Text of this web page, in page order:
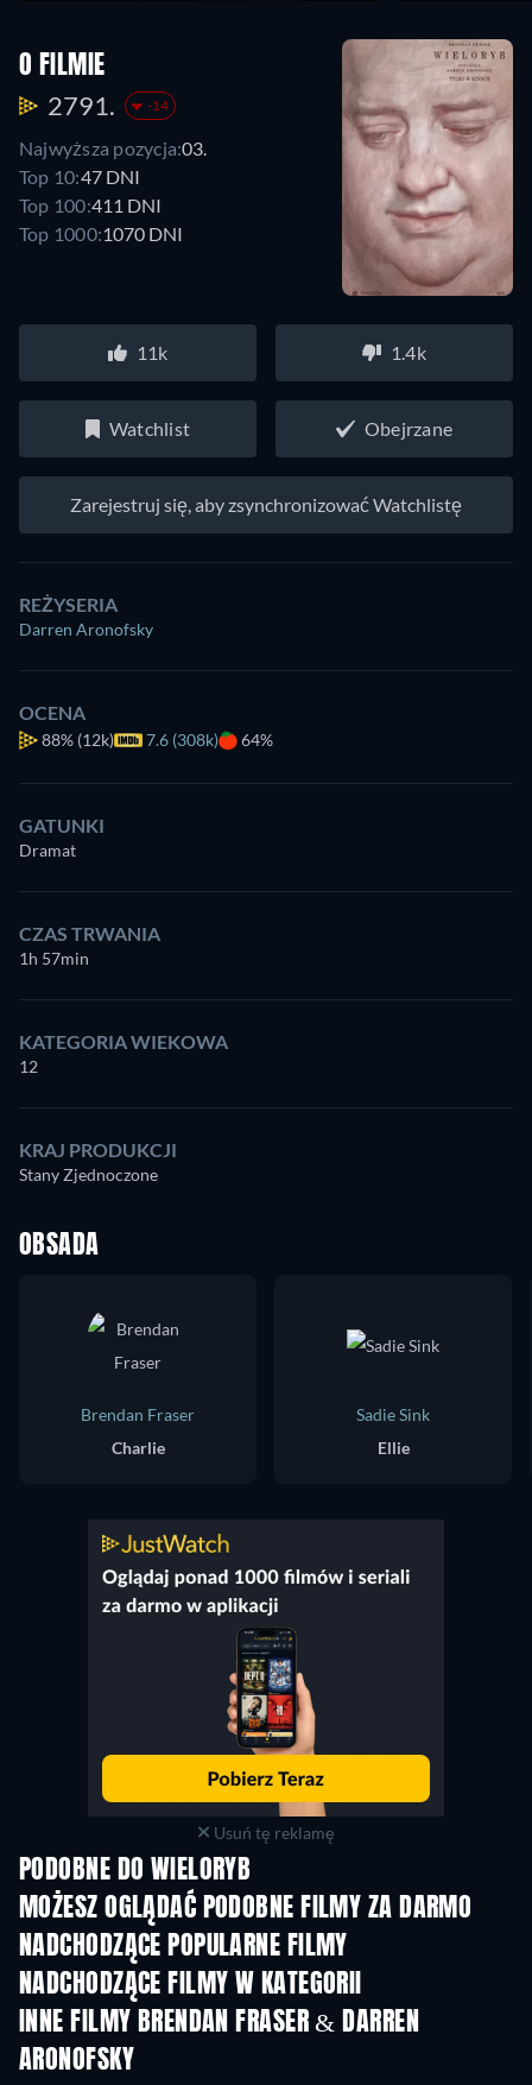
O FILMIE
2791. -14
Najwyższa pozycja:03.
Top 10:47 DNI
Top 100:411 DNI
Top 1000:1070 DNI
11k 1.4k
Watchlist Obejrzane
Zarejestruj się, aby zsynchronizować Watchlistę
REŻYSERIA
Darren Aronofsky
OCENA
88% (12k) 7.6 (308k) 64%
GATUNKI
Dramat
CZAS TRWANIA
1h 57min
KATEGORIA WIEKOWA
12
KRAJ PRODUKCJI
Stany Zjednoczone
OBSADA
Brendan Fraser
Charlie
Sadie Sink
Ellie
Usuń tę reklamę
PODOBNE DO WIELORYB
MOŻESZ OGLĄDAĆ PODOBNE FILMY ZA DARMO
NADCHODZĄCE POPULARNE FILMY
NADCHODZĄCE FILMY W KATEGORII
INNE FILMY BRENDAN FRASER & DARREN
ARONOFSKY